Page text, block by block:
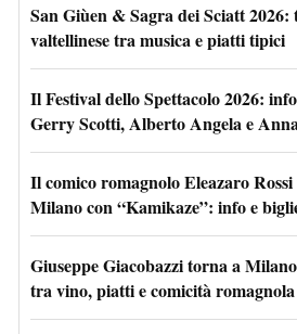
San Giùen & Sagra dei Sciatt 2026:
valtellinese tra musica e piatti tipici
Il Festival dello Spettacolo 2026:
Gerry Scotti, Alberto Angela e
Il comico romagnolo Eleazaro
Milano con “Kamikaze”: info e
Giuseppe Giacobazzi torna a
tra vino, piatti e comicità romagnola